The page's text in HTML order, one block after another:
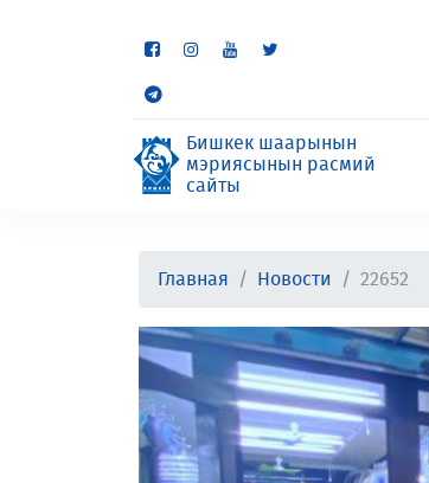
Бишкек шаарынын
мэриясынын расмий
сайты
Главная Новости 22652